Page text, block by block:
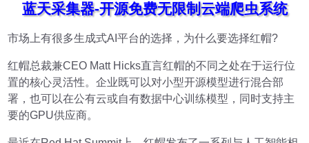
蓝天采集器-开源免费无限制云端爬虫系统
市场上有很多生成式AI平台的选择，为什么要选择红帽?
红帽总裁兼CEO Matt Hicks直言红帽的不同之处在于运行位
置的核心灵活性。企业既可以对小型开源模型进行混合部
署，也可以在公有云或自有数据中心训练模型，同时支持主
要的GPU供应商。